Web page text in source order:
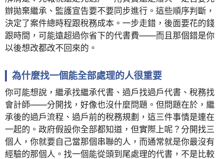
辦拋棄繼承、監護宣告要不要同步進行。這些順序判斷，
決定了案件總時程跟稅務成本。一步走錯，後面要花的錢
跟時間，可能遠超過你省下的代書費——而且那個錯是你
以後想改都改不回來的。
為什麼找一個能全部處理的人很重要
你可能想說，繼承找繼承代書、過戶找過戶代書、稅務找
會計師——分開找，好像也沒什麼問題。但問題在於，繼
承後的過戶流程、過戶前的稅務規劃，這三件事情是連在
一起的。政府假設你全部都知道，但實際上呢？分開找三
個人，你就要自己當那個串聯的人，而通常就是你最沒有
經驗的那個人。找一個能從頭到尾處理的代書，不是比較